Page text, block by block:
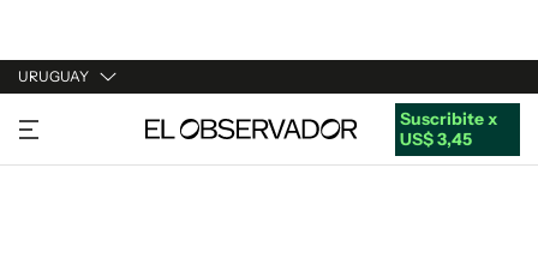
URUGUAY
URUGUAY
ARGENTINA
Suscribite x
US$ 3,45